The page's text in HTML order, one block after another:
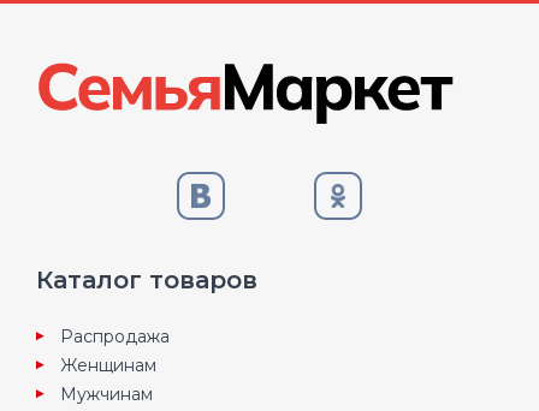
Каталог товаров
Распродажа
Женщинам
Мужчинам